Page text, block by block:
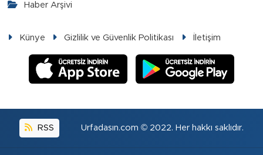
Haber Arşivi
Künye Gizlilik ve Güvenlik Politikası İletişim
RSS Urfadasın.com © 2022. Her hakkı saklıdır.